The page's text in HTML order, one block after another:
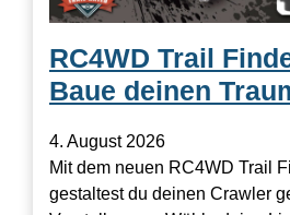
RC4WD Trail
Baue deinen
4. August 2026
Mit dem neuen RC4WD Trail
gestaltest du deinen Crawler